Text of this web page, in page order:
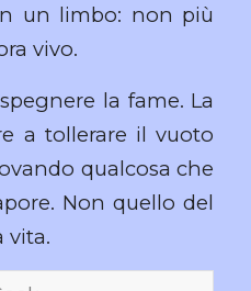
un limbo: non più
vivo.
la fame. La
a tollerare il vuoto
qualcosa che
Non quello del
vita.